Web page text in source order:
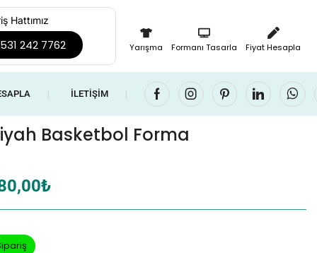
Hattımız
242 7762 Yarışma Formanı Tasarla Fiyat Hesapla
❘ İLETIŞIM ❘
Basketbol Forma
₺